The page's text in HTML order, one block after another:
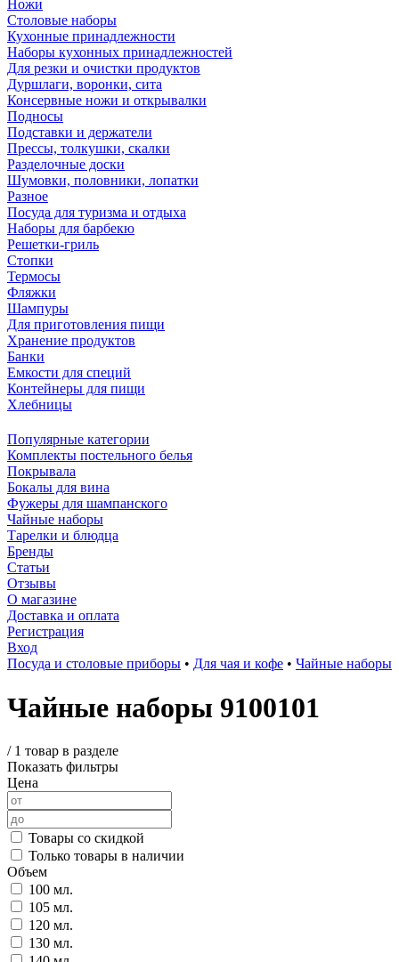
Ножи
Столовые наборы
Кухонные принадлежности
Наборы кухонных принадлежностей
Для резки и очистки продуктов
Дуршлаги, воронки, сита
Консервные ножи и открывалки
Подносы
Подставки и держатели
Прессы, толкушки, скалки
Разделочные доски
Шумовки, половники, лопатки
Разное
Посуда для туризма и отдыха
Наборы для барбекю
Решетки-гриль
Стопки
Термосы
Фляжки
Шампуры
Для приготовления пищи
Хранение продуктов
Банки
Емкости для специй
Контейнеры для пищи
Хлебницы
Популярные категории
Комплекты постельного белья
Покрывала
Бокалы для вина
Фужеры для шампанского
Чайные наборы
Тарелки и блюдца
Бренды
Статьи
Отзывы
О магазине
Доставка и оплата
Регистрация
Вход
Посуда и столовые приборы • Для чая и кофе • Чайные наборы
Чайные наборы 9100101
/ 1 товар в разделе
Показать фильтры
Цена
Товары со скидкой
Только товары в наличии
Объем
100 мл.
105 мл.
120 мл.
130 мл.